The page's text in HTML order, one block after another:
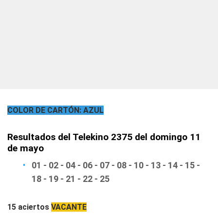
COLOR DE CARTÓN: AZUL
Resultados del Telekino 2375 del domingo 11
de mayo
01 - 02 - 04 - 06 - 07 - 08 - 10 - 13 - 14 - 15 -
18 - 19 - 21 - 22 - 25
15 aciertos VACANTE